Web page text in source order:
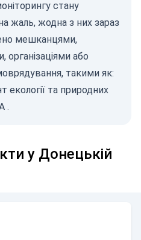
стану
жаль, жодна з них зараз
мешканцями,
або
такими як:
екології та природних
.
у Донецькій